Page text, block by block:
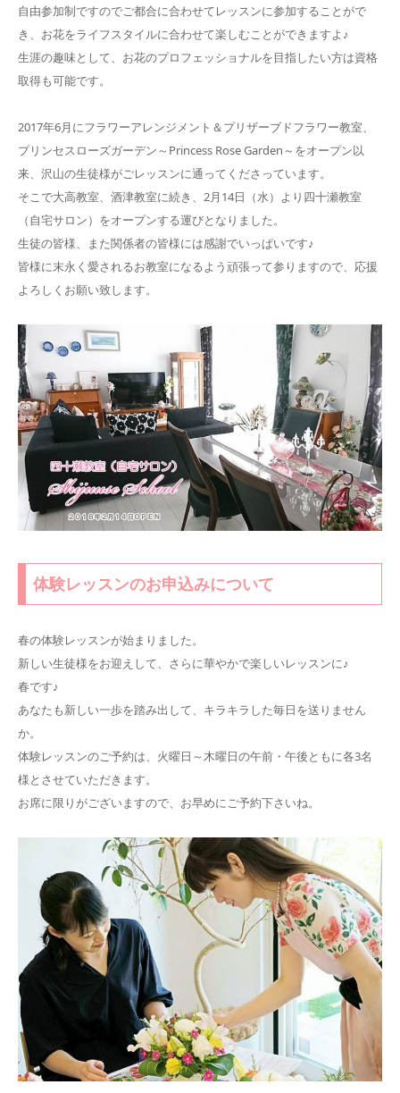
自由参加制ですのでご都合に合わせてレッスンに参加することがで
き、お花をライフスタイルに合わせて楽しむことができますよ♪
生涯の趣味として、お花のプロフェッショナルを目指したい方は資格
取得も可能です。
2017年6月にフラワーアレンジメント＆プリザーブドフラワー教室、
プリンセスローズガーデン～Princess Rose Garden～をオープン以
来、沢山の生徒様がごレッスンに通ってくださっています。
そこで大高教室、酒津教室に続き、2月14日（水）より四十瀬教室
（自宅サロン）をオープンする運びとなりました。
生徒の皆様、また関係者の皆様には感謝でいっぱいです♪
皆様に末永く愛されるお教室になるよう頑張って参りますので、応援
よろしくお願い致します。
体験レッスンのお申込みについて
春の体験レッスンが始まりました。
新しい生徒様をお迎えして、さらに華やかで楽しいレッスンに♪
春です♪
あなたも新しい一歩を踏み出して、キラキラした毎日を送りません
か。
体験レッスンのご予約は、火曜日～木曜日の午前・午後ともに各3名
様とさせていただきます。
お席に限りがございますので、お早めにご予約下さいね。